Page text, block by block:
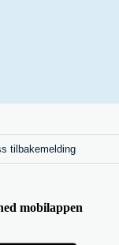
tilbakemelding
mobilappen